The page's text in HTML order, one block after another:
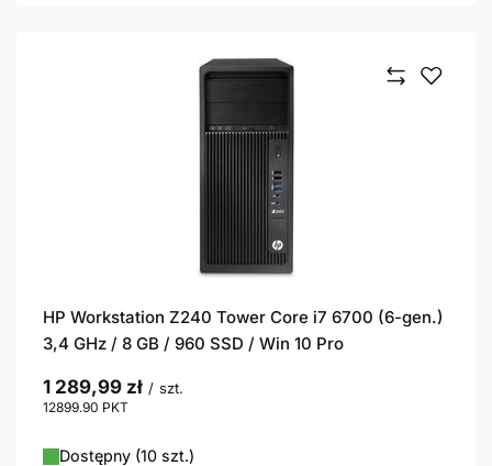
HP Workstation Z240 Tower Core i7 6700 (6-gen.)
3,4 GHz / 8 GB / 960 SSD / Win 10 Pro
1 289,99 zł / szt.
12899.90 PKT
Dostępny (10 szt.)